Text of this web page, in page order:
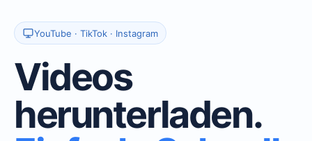
YouTube · TikTok · Instagram
Videos
herunterladen.